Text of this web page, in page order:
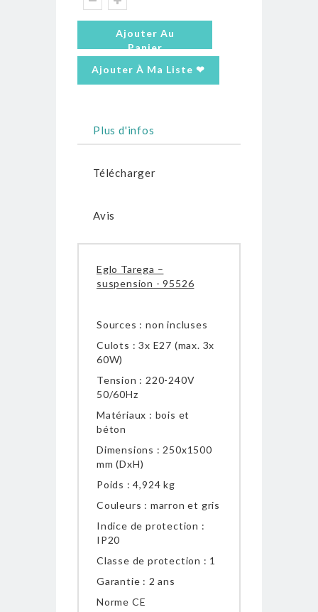
Ajouter Au
Panier
Ajouter À Ma Liste ❤
Plus d'infos
Télécharger
Avis
Eglo Tarega –
suspension - 95526
Sources : non incluses
Culots : 3x E27 (max. 3x
60W)
Tension : 220-240V
50/60Hz
Matériaux : bois et
béton
Dimensions : 250x1500
mm (DxH)
Poids : 4,924 kg
Couleurs : marron et gris
Indice de protection :
IP20
Classe de protection : 1
Garantie : 2 ans
Norme CE